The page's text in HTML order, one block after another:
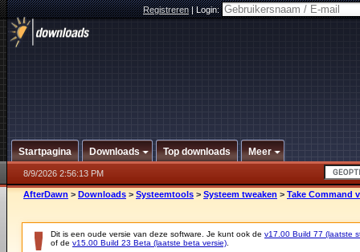
Registreren|Login:
Startpagina Downloads Top downloads Meer
8/9/2026 2:56:13 PM
AfterDawn > Downloads > Systeemtools > Systeem tweaken > Take Command
Dit is een oude versie van deze software. Je kunt ook de v17.00 Build 77 (laatste
of de v15.00 Build 23 Beta (laatste beta versie)